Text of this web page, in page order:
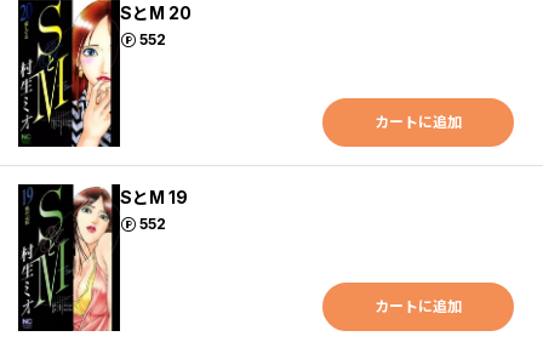
SとM 20
552
ポイント
カートに追加
SとM 19
552
ポイント
カートに追加